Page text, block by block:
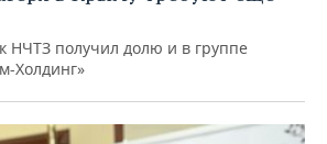
НЧТЗ получил долю и в группе
Холдинг»